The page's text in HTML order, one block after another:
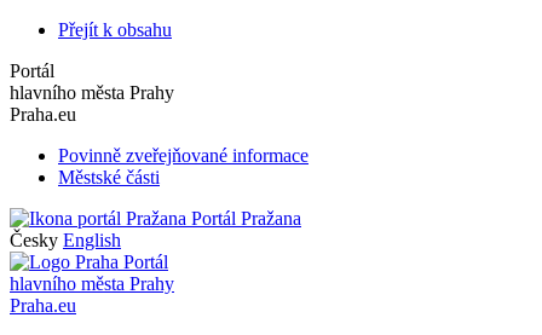
Přejít k obsahu
Portál
hlavního města Prahy
Praha.eu
Povinně zveřejňované informace
Městské části
Portál Pražana
Česky English
Portál
hlavního města Prahy
Praha.eu